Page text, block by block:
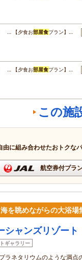
… 【夕食お部屋食プラン】…
… 【夕食お部屋食プラン】…
この施
由に組み合わせたおトクな
航空券付プラ
を眺めながらの大浴場
シャンズリゾー
ギャラリー
ラネタリウムのような満